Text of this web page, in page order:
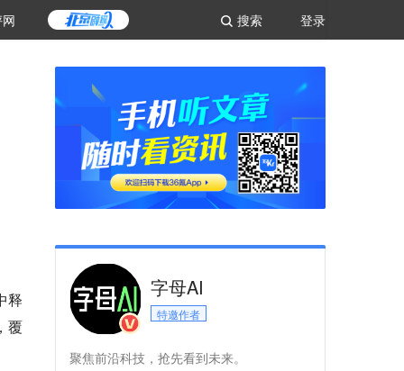
登录
搜索
释
覆
字母AI
特邀作者
聚焦前沿科技，抢先看到未来。